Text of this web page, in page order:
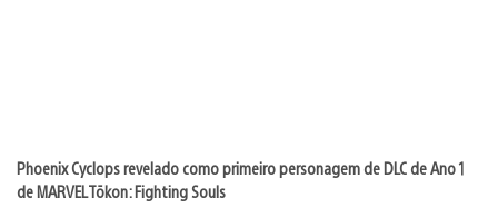
Phoenix Cyclops revelado como primeiro personagem de DLC de Ano 1
de MARVEL Tōkon: Fighting Souls